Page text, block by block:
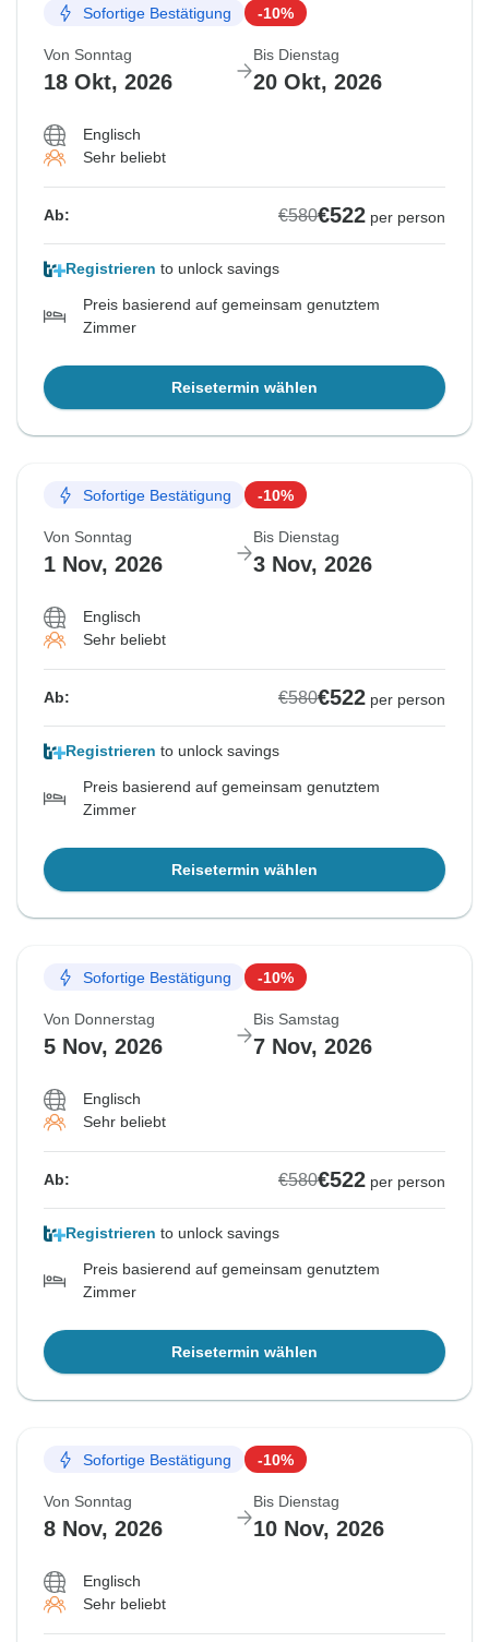
Sofortige Bestätigung -10%
Von Sonntag
18 Okt, 2026
Bis Dienstag
20 Okt, 2026
Englisch
Sehr beliebt
Ab: €580€522 per person
Registrieren to unlock savings
Preis basierend auf gemeinsam genutztem
Zimmer
Reisetermin wählen
Sofortige Bestätigung -10%
Von Sonntag
1 Nov, 2026
Bis Dienstag
3 Nov, 2026
Englisch
Sehr beliebt
Ab: €580€522 per person
Registrieren to unlock savings
Preis basierend auf gemeinsam genutztem
Zimmer
Reisetermin wählen
Sofortige Bestätigung -10%
Von Donnerstag
5 Nov, 2026
Bis Samstag
7 Nov, 2026
Englisch
Sehr beliebt
Ab: €580€522 per person
Registrieren to unlock savings
Preis basierend auf gemeinsam genutztem
Zimmer
Reisetermin wählen
Sofortige Bestätigung -10%
Von Sonntag
8 Nov, 2026
Bis Dienstag
10 Nov, 2026
Englisch
Sehr beliebt